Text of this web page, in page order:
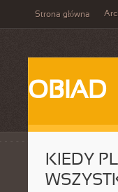
Strona główna
OBIAD
KIEDY